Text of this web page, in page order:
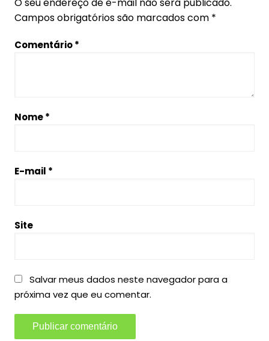
O seu endereço de e-mail não será publicado.
Campos obrigatórios são marcados com *
Comentário*
Nome*
E-mail *
Site
Salvar meus dados neste navegador para a
próxima vez que eu comentar.